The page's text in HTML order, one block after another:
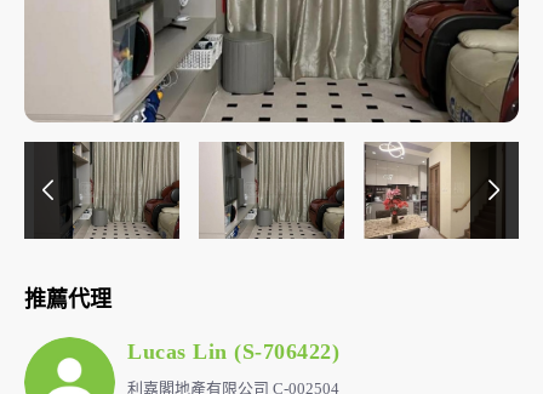
推薦代理
Lucas Lin (S-706422)
利嘉閣地產有限公司 C-002504